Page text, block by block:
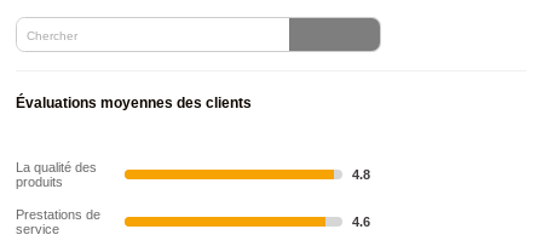
Évaluations moyennes des clients
La qualité des
produits
4.8
Prestations de
service
4.6